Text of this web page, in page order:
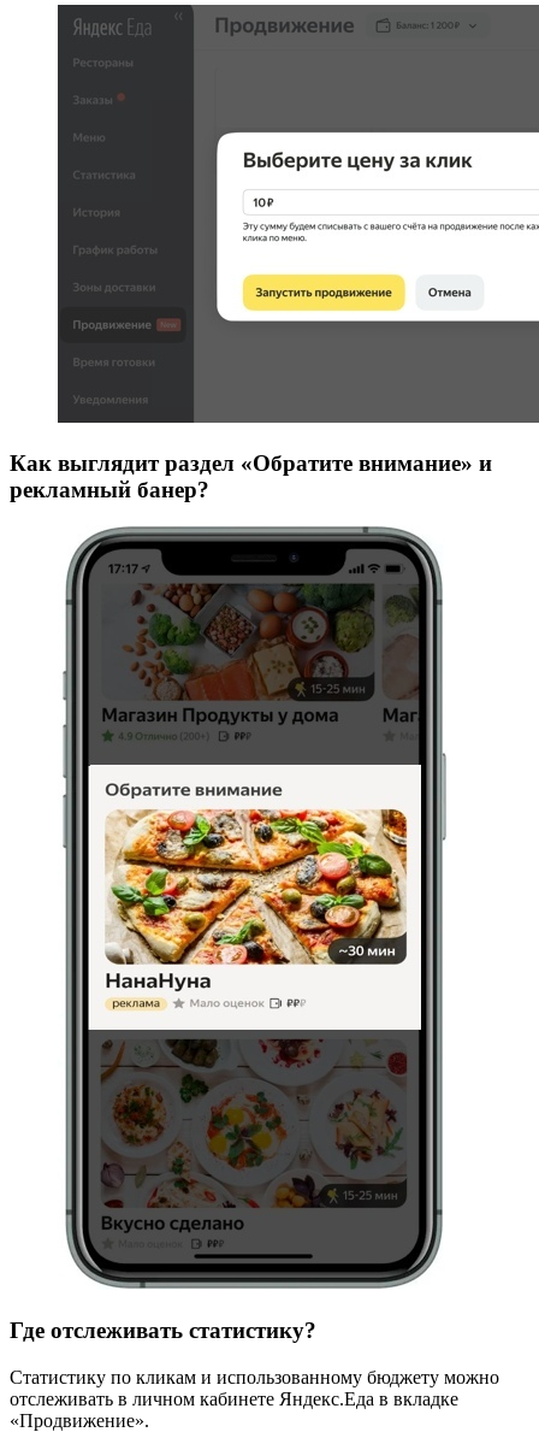
Как выглядит раздел «Обратите внимание» и
рекламный банер?
Где отслеживать статистику?
Статистику по кликам и использованному бюджету можно
отслеживать в личном кабинете Яндекс.Еда в вкладке
«Продвижение».